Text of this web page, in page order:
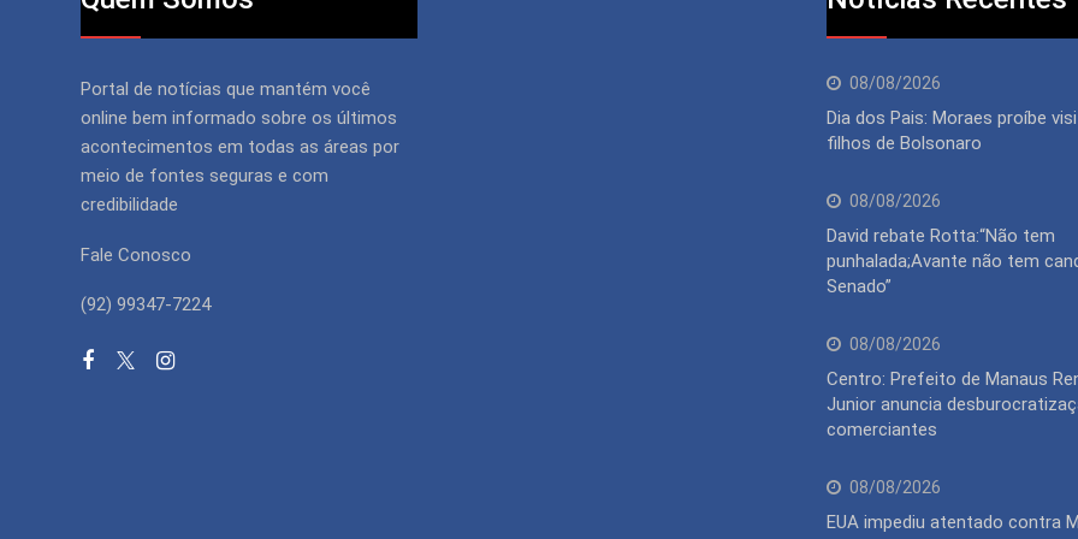
Portal de notícias que mantém você
online bem informado sobre os últimos
acontecimentos em todas as áreas por
meio de fontes seguras e com
credibilidade
Fale Conosco
(92) 99347-7224
08/08/2026
Dia dos Pais: Moraes proíbe
filhos de Bolsonaro
08/08/2026
David rebate Rotta:“Não tem
punhalada;Avante não tem
Senado”
08/08/2026
Centro: Prefeito de Manaus
Junior anuncia
comerciantes
08/08/2026
EUA impediu atentado contra